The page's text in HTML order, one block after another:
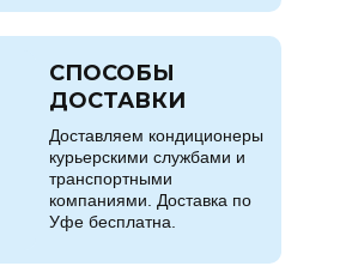
Доставляем кондиционеры
курьерскими службами и
транспортными
компаниями. Доставка по
Уфе бесплатна.
СПОСОБЫ
ДОСТАВКИ